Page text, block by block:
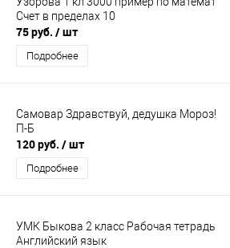
Счет в пределах 10
75 руб. / шт
Подробнее
Самовар Здравствуй, дедушка Мороз!
П-Б
120 руб. / шт
Подробнее
УМК Быкова 2 класс Рабочая тетрадь
Английский язык